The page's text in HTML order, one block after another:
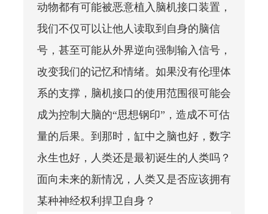
动物都有可能被恶意植入脑机接口装置，
我们不仅可以让他人读取到自身的脑信
号，甚至可能从外界逆向强制输入信号，
改变我们的记忆和情绪。如果没有伦理体
系的支撑，脑机接口的使用范围很可能会
成为控制大脑的“思想钢印”，造成不可估
量的后果。到那时，缸中之脑也好，数字
永生也好，人类还是最初诞生的人类吗？
面向未来的新情况，人类又是否应该拥有
某种神经权利捍卫自身？